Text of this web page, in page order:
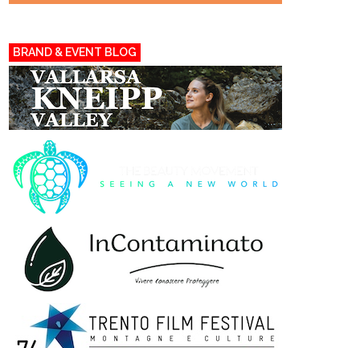
BRAND & EVENT BLOG